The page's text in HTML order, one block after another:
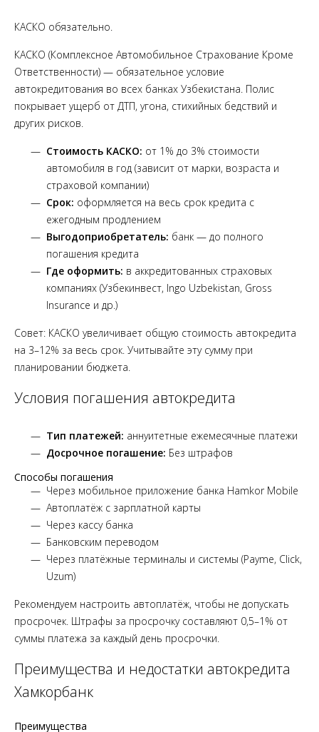
КАСКО обязательно.
КАСКО (Комплексное Автомобильное Страхование Кроме
Ответственности) — обязательное условие
автокредитования во всех банках Узбекистана. Полис
покрывает ущерб от ДТП, угона, стихийных бедствий и
других рисков.
Стоимость КАСКО: от 1% до 3% стоимости
автомобиля в год (зависит от марки, возраста и
страховой компании)
Срок: оформляется на весь срок кредита с
ежегодным продлением
Выгодоприобретатель: банк — до полного
погашения кредита
Где оформить: в аккредитованных страховых
компаниях (Узбекинвест, Ingo Uzbekistan, Gross
Insurance и др.)
Совет: КАСКО увеличивает общую стоимость автокредита
на 3–12% за весь срок. Учитывайте эту сумму при
планировании бюджета.
Условия погашения автокредита
Тип платежей: аннуитетные ежемесячные платежи
Досрочное погашение: Без штрафов
Способы погашения
Через мобильное приложение банка Hamkor Mobile
Автоплатёж с зарплатной карты
Через кассу банка
Банковским переводом
Через платёжные терминалы и системы (Payme, Click,
Uzum)
Рекомендуем настроить автоплатёж, чтобы не допускать
просрочек. Штрафы за просрочку составляют 0,5–1% от
суммы платежа за каждый день просрочки.
Преимущества и недостатки автокредита
Хамкорбанк
Преимущества